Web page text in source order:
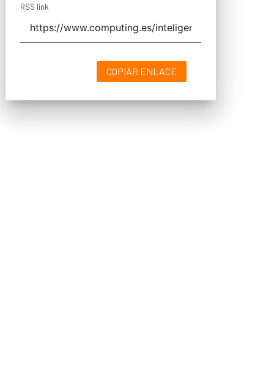
RSS link
COPIAR ENLACE